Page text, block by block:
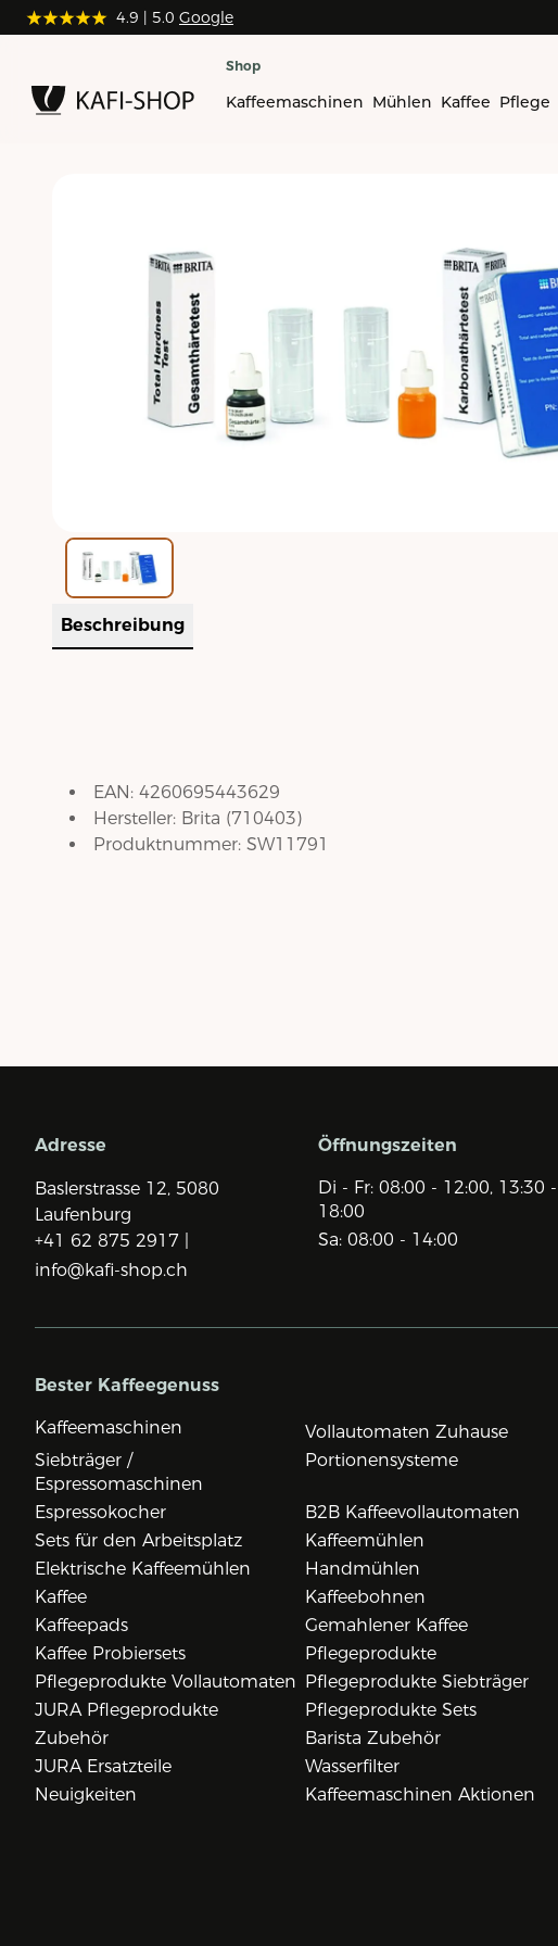
4.9 | 5.0 Google
4.9 | 5.0 Google
Shop
Kaffeemaschinen Mühlen Kaffee Pflege
Beschreibung
EAN: 4260695443629
Hersteller: Brita (710403)
Produktnummer: SW11791
Adresse
Baslerstrasse 12, 5080
Laufenburg
+41 62 875 2917 |
info@kafi-shop.ch
Öffnungszeiten
Di - Fr: 08:00 - 12:00, 13:30 -
18:00
Sa: 08:00 - 14:00
Bester Kaffeegenuss
Kaffeemaschinen
Vollautomaten Zuhause
Siebträger /
Espressomaschinen
Portionensysteme
Espressokocher
B2B Kaffeevollautomaten
Sets für den Arbeitsplatz
Kaffeemühlen
Elektrische Kaffeemühlen
Handmühlen
Kaffee
Kaffeebohnen
Kaffeepads
Gemahlener Kaffee
Kaffee Probiersets
Pflegeprodukte
Pflegeprodukte Vollautomaten Pflegeprodukte Siebträger
JURA Pflegeprodukte
Pflegeprodukte Sets
Zubehör
Barista Zubehör
JURA Ersatzteile
Wasserfilter
Neuigkeiten
Kaffeemaschinen Aktionen